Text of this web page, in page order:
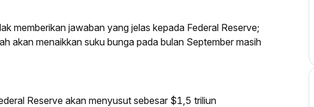
memberikan jawaban yang jelas kepada Federal Reserve;
akan menaikkan suku bunga pada bulan September masih
Reserve akan menyusut sebesar $1,5 triliun